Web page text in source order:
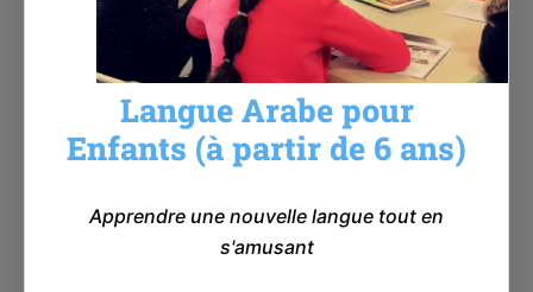
Langue Arabe pour
Enfants (à partir de 6 ans)
Apprendre une nouvelle langue tout en
s'amusant